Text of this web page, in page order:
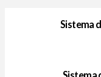
Sistema
Sistema